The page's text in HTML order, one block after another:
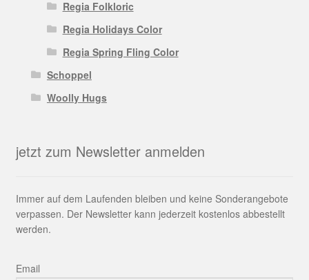
Regia Folkloric
Regia Holidays Color
Regia Spring Fling Color
Schoppel
Woolly Hugs
jetzt zum Newsletter anmelden
Immer auf dem Laufenden bleiben und keine Sonderangebote
verpassen. Der Newsletter kann jederzeit kostenlos abbestellt
werden.
Email